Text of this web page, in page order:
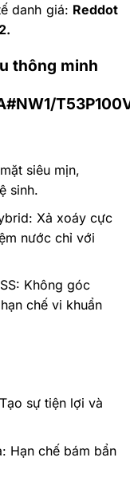
danh giá: Reddot
thông minh
siêu mịn,
sinh.
Xả xoáy cực
nước chỉ với
Không góc
chế vi khuẩn
sự tiện lợi và
Hạn chế bám bẩn